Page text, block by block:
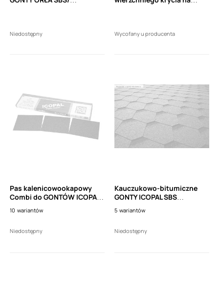
Niedostępny Wycofany u producenta
Pas kalenicowookapowy
Combi do GONTÓW ICOPAL
SBS Finlandia wym. 0,25x1m
(16szt.)
10 wariantów
Niedostępny
Kauczukowo-bitumiczne
GONTY ICOPAL SBS
Finlandia/ Kształt SC /
(3m2)
5 wariantów
Niedostępny